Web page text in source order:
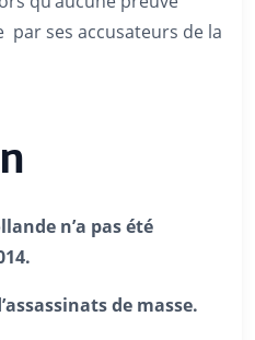
par ses accusateurs de la
n’a pas été
de masse.